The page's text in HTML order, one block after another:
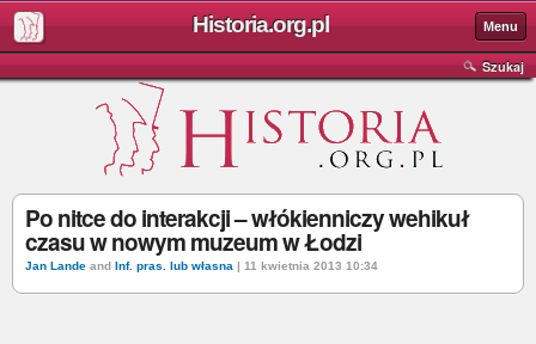
Historia.org.pl Menu
Szukaj
Po nitce do interakcji – włókienniczy wehikuł
czasu w nowym muzeum w Łodzi
Jan Lande and Inf. pras. lub własna | 11 kwietnia 2013 10:34